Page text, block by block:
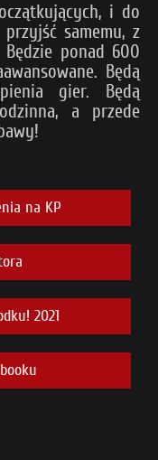
i do
samemu, z
Będzie ponad 600
Będą
gier. Będą
a przede
na KP
2021